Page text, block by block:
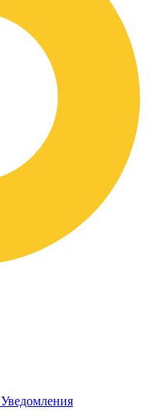
Уведомления